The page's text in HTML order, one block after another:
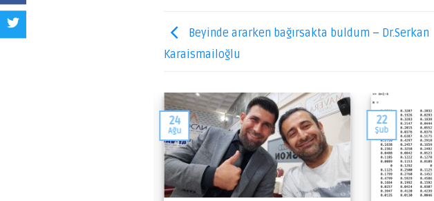
Beyinde ararken bağırsakta buldum – Dr.Serkan
Karaismailoğlu
24
Ağu
22
Şub